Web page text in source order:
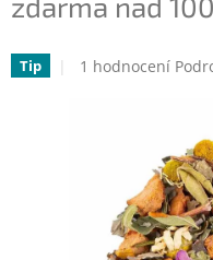
Tip
Průměrné
hvězdiček.
1 hodnocení